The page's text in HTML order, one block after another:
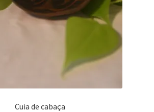
Cuia de cabaça